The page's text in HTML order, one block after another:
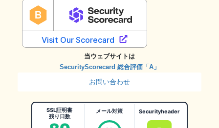
当ウェブサイトは
SecurityScorecard 総合評価「A」
お問い合わせ
SSL証明書
残り日数
メール対策 Securityheader